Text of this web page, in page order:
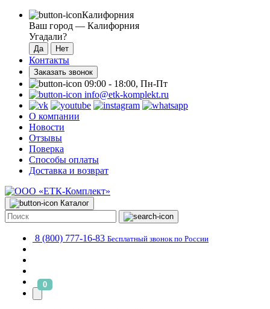
Калифорния
Ваш город — Калифорния
Угадали?
Контакты
Заказать звонок
09:00 - 18:00, Пн-Пт
info@etk-komplekt.ru
О компании
Новости
Отзывы
Поверка
Способы оплаты
Доставка и возврат
Каталог
8 (800) 777-16-83 Бесплатный звонок по России
0